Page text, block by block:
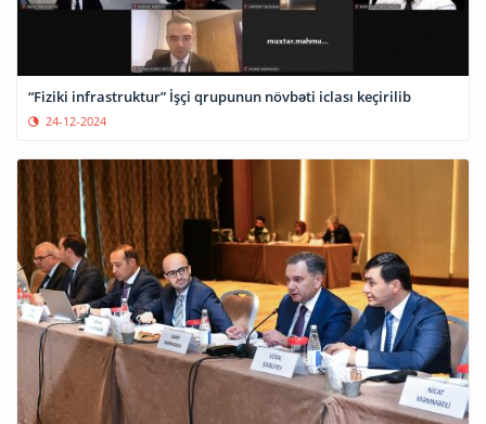
“Fiziki infrastruktur” İşçi qrupunun növbəti iclası keçirilib
24-12-2024